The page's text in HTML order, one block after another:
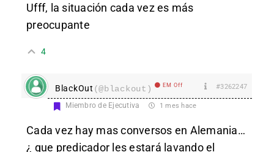
Ufff, la situación cada vez es más
preocupante
4
BlackOut (@blackout) EM Off #3262247
Miembro de Ejecutiva 1 mes hace
Cada vez hay mas conversos en Alemania…
¿ que predicador les estará lavando el